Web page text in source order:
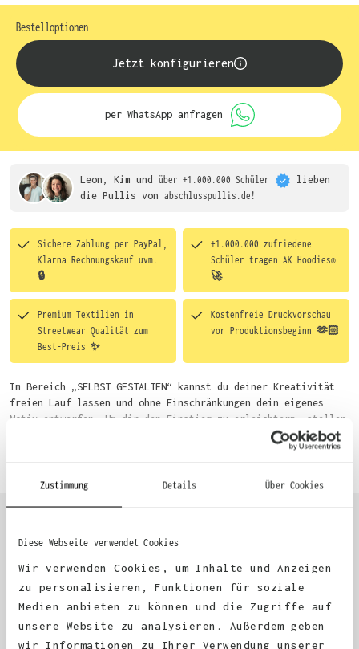
Zustimmung Details Über Cookies
Diese Webseite verwendet Cookies
Wir verwenden Cookies, um Inhalte und Anzeigen
zu personalisieren, Funktionen für soziale
Medien anbieten zu können und die Zugriffe auf
unsere Website zu analysieren. Außerdem geben
wir Informationen zu Ihrer Verwendung unserer
Bestelloptionen
Jetzt konfigurieren
per WhatsApp anfragen
Leon, Kim und über +1.000.000 Schüler
lieben
die Pullis von abschlusspullis.de!
Sichere Zahlung per PayPal,
Klarna Rechnungskauf uvm.
🔒
+1.000.000 zufriedene
Schüler tragen AK Hoodies®
🚀
Premium Textilien in
Streetwear Qualität zum
Best-Preis ✨
Kostenfreie Druckvorschau
vor Produktionsbeginn 🫶🏻
Im Bereich „SELBST GESTALTEN“ kannst du deiner Kreativität
freien Lauf lassen und ohne Einschränkungen dein eigenes
Motiv entwerfen. Um dir den Einstieg zu erleichtern, stellen
wir eine von unseren Designern vorgefertigte Vorlage bereit.
Wähle einfach deine Wunsch-Produkte auf dieser Seite aus und
du auch bequem über das Bestellformular, per E-Mail oder
KUNDEN FEEDBACK 🫶
Excellent